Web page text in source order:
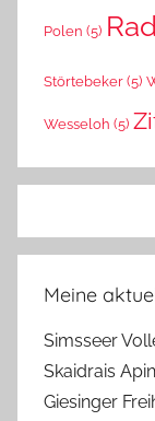
Polen (5)
Störtebeker (5)
Wesseloh (5)
Meine
Simsseer
Skaidrais
Giesinger